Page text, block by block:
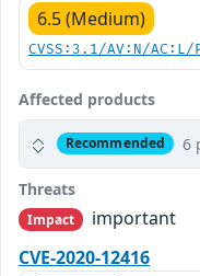
6.5 (Medium)
CVSS:3.1/AV:N/
Affected products
Recommended 6
Threats
Impact
important
CVE-2020-12416